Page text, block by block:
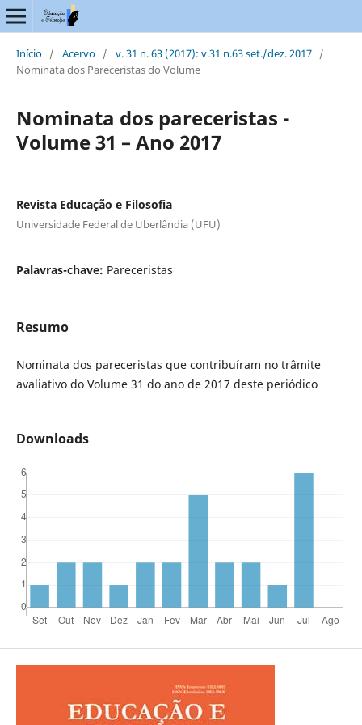
Início / Acervo / v. 31 n. 63 (2017): v.31 n.63 set./dez. 2017 /
Nominata dos Pareceristas do Volume
Nominata dos pareceristas -
Volume 31 – Ano 2017
Revista Educação e Filosofia
Universidade Federal de Uberlândia (UFU)
Palavras-chave: Pareceristas
Resumo
Nominata dos pareceristas que contribuíram no trâmite
avaliativo do Volume 31 do ano de 2017 deste periódico
Downloads